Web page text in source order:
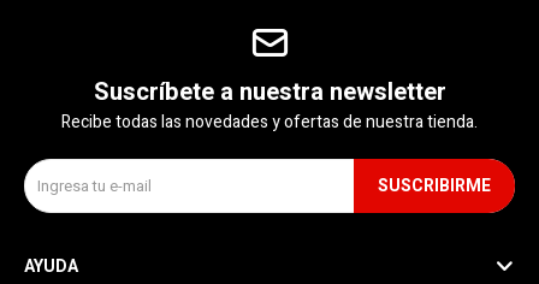
Suscríbete a nuestra newsletter
Recibe todas las novedades y ofertas de nuestra tienda.
SUSCRIBIRME
AYUDA